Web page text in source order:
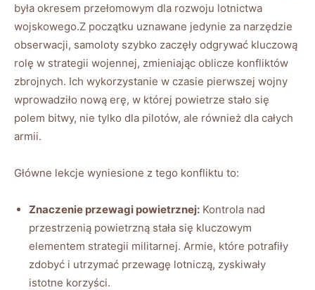
była okresem przełomowym dla rozwoju lotnictwa
wojskowego.Z początku uznawane jedynie za narzędzie
obserwacji, samoloty szybko zaczęły odgrywać kluczową
rolę w strategii wojennej, zmieniając oblicze konfliktów
zbrojnych. Ich wykorzystanie w czasie pierwszej wojny
wprowadziło nową erę, w której powietrze stało się
polem bitwy, nie tylko dla pilotów, ale również dla całych
armii.
Główne lekcje wyniesione z tego konfliktu to:
Znaczenie przewagi powietrznej: Kontrola nad
przestrzenią powietrzną stała się kluczowym
elementem strategii militarnej. Armie, które potrafiły
zdobyć i utrzymać przewagę lotniczą, zyskiwały
istotne korzyści.